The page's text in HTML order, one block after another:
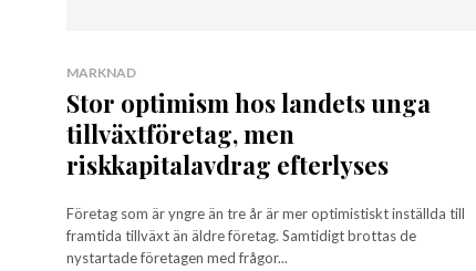
MARKNAD
Stor optimism hos landets unga
tillväxtföretag, men
riskkapitalavdrag efterlyses
Företag som är yngre än tre år är mer optimistiskt inställda till
framtida tillväxt än äldre företag. Samtidigt brottas de
nystartade företagen med frågor...